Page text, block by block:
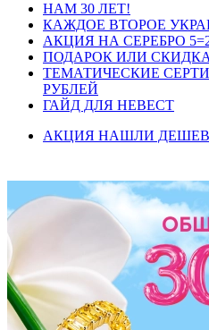
НАМ 30 ЛЕТ!
КАЖДОЕ ВТОРОЕ
АКЦИЯ НА СЕРЕБРО
ПОДАРОК ИЛИ СКИДКА
ТЕМАТИЧЕСКИЕ
РУБЛЕЙ
ГАЙД ДЛЯ НЕВЕСТ
АКЦИЯ НАШЛИ